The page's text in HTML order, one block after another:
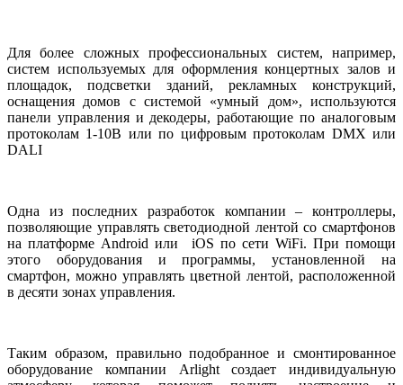
Для более сложных профессиональных систем, например,
систем используемых для оформления концертных залов и
площадок, подсветки зданий, рекламных конструкций,
оснащения домов с системой «умный дом», используются
панели управления и декодеры, работающие по аналоговым
протоколам 1-10В или по цифровым протоколам DMX или
DALI
Одна из последних разработок компании – контроллеры,
позволяющие управлять светодиодной лентой со смартфонов
на платформе Android или iOS по сети WiFi. При помощи
этого оборудования и программы, установленной на
смартфон, можно управлять цветной лентой, расположенной
в десяти зонах управления.
Таким образом, правильно подобранное и смонтированное
оборудование компании Arlight создает индивидуальную